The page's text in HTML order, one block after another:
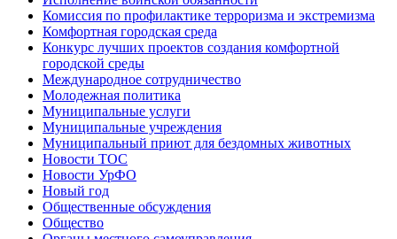
Комиссия по профилактике терроризма и экстремизма
Комфортная городская среда
Конкурс лучших проектов создания комфортной
городской среды
Международное сотрудничество
Молодежная политика
Муниципальные услуги
Муниципальные учреждения
Муниципальный приют для бездомных животных
Новости ТОС
Новости УрФО
Новый год
Общественные обсуждения
Общество